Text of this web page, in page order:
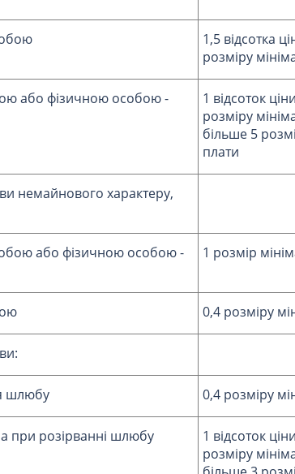
1,5 відсотка
розміру
або фізичною особою -
1 відсоток
розміру
більше 5
плати
немайнового характеру,
або фізичною особою -
1 розмір
0,4 розміру
шлюбу 0,4 розміру
при розірванні шлюбу
1 відсоток
розміру